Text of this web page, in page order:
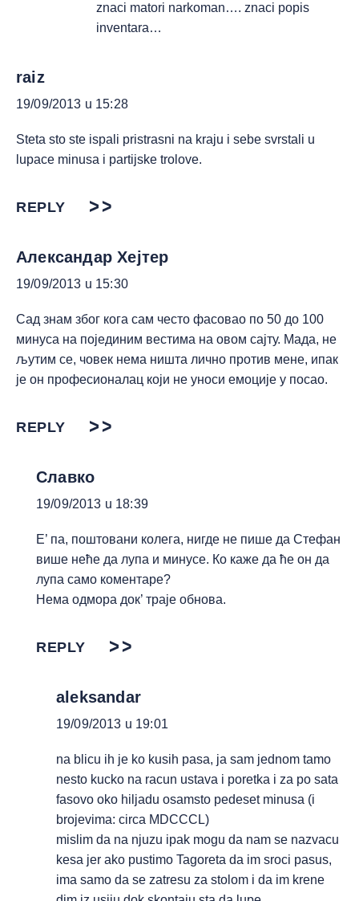
znaci matori narkoman…. znaci popis
inventara…
raiz
19/09/2013 u 15:28
Steta sto ste ispali pristrasni na kraju i sebe svrstali u
lupace minusa i partijske trolove.
REPLY
Александар Хејтер
19/09/2013 u 15:30
Сад знам због кога сам често фасовао по 50 до 100
минуса на појединим вестима на овом сајту. Мада, не
љутим се, човек нема ништа лично против мене, ипак
је он професионалац који не уноси емоције у посао.
REPLY
Славко
19/09/2013 u 18:39
Е’ па, поштовани колега, нигде не пише да Стефан
више неће да лупа и минусе. Ко каже да ће он да
лупа само коментаре?
Нема одмора док’ траје обнова.
REPLY
aleksandar
19/09/2013 u 19:01
na blicu ih je ko kusih pasa, ja sam jednom tamo
nesto kucko na racun ustava i poretka i za po sata
fasovo oko hiljadu osamsto pedeset minusa (i
brojevima: circa MDCCCL)
mislim da na njuzu ipak mogu da nam se nazvacu
kesa jer ako pustimo Tagoreta da im sroci pasus,
ima samo da se zatresu za stolom i da im krene